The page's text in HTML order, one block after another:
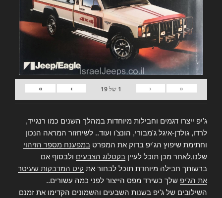
«
‹
1 של19
›
»
ג'יפ ייצרו דגמים וחבילות מיוחדות במהלך השנים כמו רנגייד,
לרדו, גולדן-איגל ג'מבורי, הונצ'ו ועוד.. לשיחזור המראה הנכון
וחתימת שיפוץ הג'יפ בדוק את המפרט במפענח מספר הזיהוי
שלנו,לאחר מכן תוכל לעיין בקטלוג הצבעים ולבסוף אם
ברשותך חבילה מיוחדת תוכל לבחור את קיט המדבקות שעיטר
את הג'יפ שלך כשירד מפס הייצור לפני כמה עשורים..
השילובים של ג'יפ בשנות השבעים והשמונים הקדימו את זמנם